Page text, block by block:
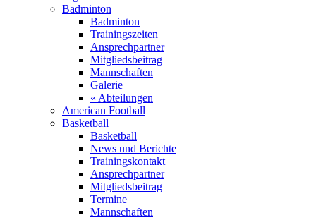
Badminton
Badminton
Trainingszeiten
Ansprechpartner
Mitgliedsbeitrag
Mannschaften
Galerie
« Abteilungen
American Football
Basketball
Basketball
News und Berichte
Trainingskontakt
Ansprechpartner
Mitgliedsbeitrag
Termine
Mannschaften